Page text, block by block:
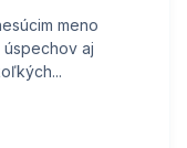
meno
úspechov aj